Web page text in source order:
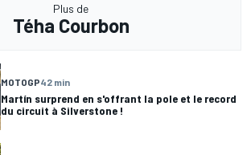
Plus de
Téha Courbon
MOTOGP42 min
Martín surprend en s'offrant la pole et le record
du circuit à Silverstone !